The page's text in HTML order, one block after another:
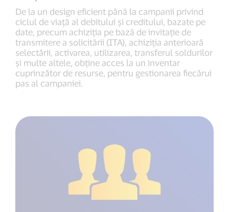
De la un design eficient până la campanii privind
ciclul de viață al debitului și creditului, bazate pe
date, precum achiziția pe bază de invitație de
transmitere a solicitării (ITA), achiziția anterioară
selectării, activarea, utilizarea, transferul soldurilor
și multe altele, obține acces la un inventar
cuprinzător de resurse, pentru gestionarea fiecărui
pas al campaniei.